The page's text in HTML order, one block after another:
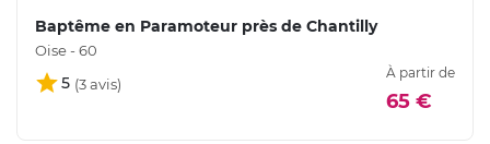
Baptême en Paramoteur près de Chantilly
Oise - 60
5
À partir de
65 €